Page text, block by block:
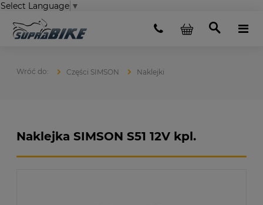
Select Language ▼
Części SIMSON Naklejki
Naklejka SIMSON S51 12V kpl.